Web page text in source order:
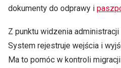
dokumenty do odprawy i
Z punktu widzenia
System rejestruje wejścia i
Ma to pomóc w kontroli